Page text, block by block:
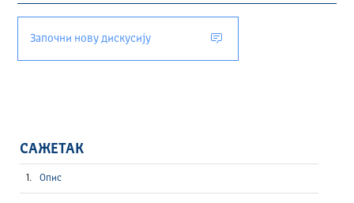
Започни нову дискусију
САЖЕТАК
Опис